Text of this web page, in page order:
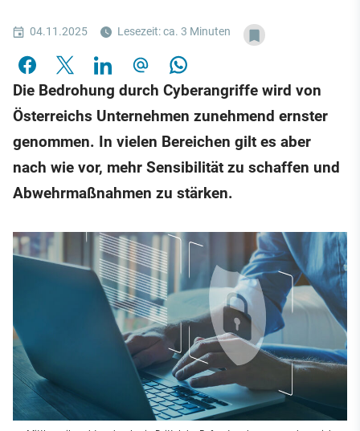
04.11.2025 Lesezeit: ca. 3 Minuten
Die Bedrohung durch Cyberangriffe wird von
Österreichs Unternehmen zunehmend ernster
genommen. In vielen Bereichen gilt es aber
nach wie vor, mehr Sensibilität zu schaffen und
Abwehrmaßnahmen zu stärken.